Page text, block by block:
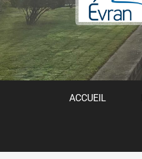
ACCUEIL